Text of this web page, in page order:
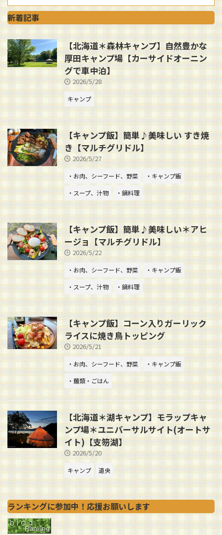
新着記事
【北海道＊森林キャンプ】自然豊かな
厚田キャンプ場【カーサイドオーニン
グで車中泊】
2026/5/28
キャンプ
【キャンプ飯】簡単♪美味しい すき焼
き【マルチグリドル】
2026/5/27
・お肉、シーフード、野菜
・キャンプ飯
・スープ、汁物
・鍋料理
【キャンプ飯】簡単♪美味しい＊アヒ
ージョ【マルチグリドル】
2026/5/22
・お肉、シーフード、野菜
・キャンプ飯
・スープ、汁物
・鍋料理
【キャンプ飯】コーン入りガーリック
ライスに焼き鳥トッピング
2026/5/21
・お肉、シーフード、野菜
・キャンプ飯
・麺類・ごはん
【北海道＊湖キャンプ】モラップキャ
ンプ場＊ユニバーサルサイト(オートサ
イト)【支笏湖】
2026/5/20
キャンプ 道央
ランキングに参加中！応援お願いします